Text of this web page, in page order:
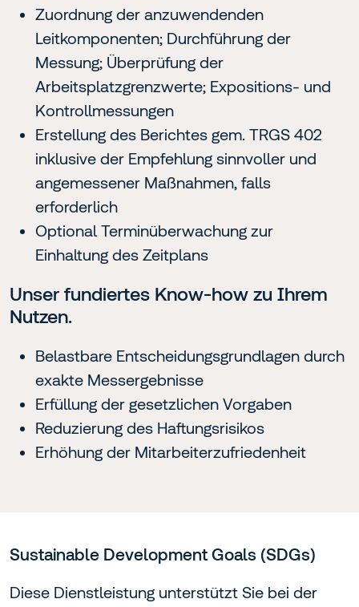
Zuordnung der anzuwendenden
Leitkomponenten; Durchführung der
Messung; Überprüfung der
Arbeitsplatzgrenzwerte; Expositions- und
Kontrollmessungen
Erstellung des Berichtes gem. TRGS 402
inklusive der Empfehlung sinnvoller und
angemessener Maßnahmen, falls
erforderlich
Optional Terminüberwachung zur
Einhaltung des Zeitplans
Unser fundiertes Know-how zu Ihrem
Nutzen.
Belastbare Entscheidungsgrundlagen durch
exakte Messergebnisse
Erfüllung der gesetzlichen Vorgaben
Reduzierung des Haftungsrisikos
Erhöhung der Mitarbeiterzufriedenheit
Sustainable Development Goals (SDGs)
Diese Dienstleistung unterstützt Sie bei der